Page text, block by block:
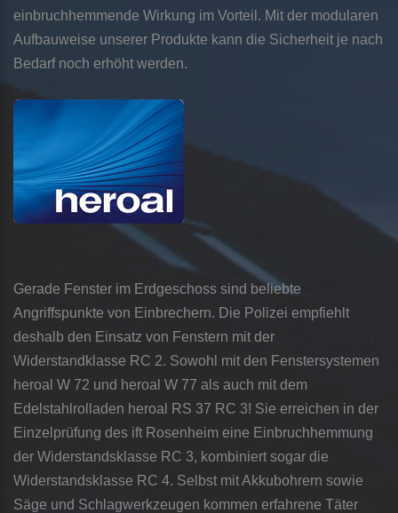
einbruchhemmende Wirkung im Vorteil. Mit der modularen
Aufbauweise unserer Produkte kann die Sicherheit je nach
Bedarf noch erhöht werden.
Gerade Fenster im Erdgeschoss sind beliebte
Angriffspunkte von Einbrechern. Die Polizei empfiehlt
deshalb den Einsatz von Fenstern mit der
Widerstandklasse RC 2. Sowohl mit den Fenstersystemen
heroal W 72 und heroal W 77 als auch mit dem
Edelstahlrolladen heroal RS 37 RC 3! Sie erreichen in der
Einzelprüfung des ift­ Rosenheim eine Einbruchhemmung
der Widerstandsklasse RC 3, kombiniert sogar die
Widerstandsklasse RC 4. Selbst mit Akkubohrern sowie
Säge­ und Schlagwerkzeugen kommen erfahrene Täter